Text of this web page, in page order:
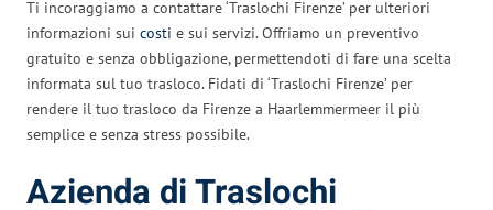
Ti incoraggiamo a contattare ‘Traslochi Firenze’ per ulteriori
informazioni sui costi e sui servizi. Offriamo un preventivo
gratuito e senza obbligazione, permettendoti di fare una scelta
informata sul tuo trasloco. Fidati di ‘Traslochi Firenze’ per
rendere il tuo trasloco da Firenze a Haarlemmermeer il più
semplice e senza stress possibile.
Azienda di Traslochi